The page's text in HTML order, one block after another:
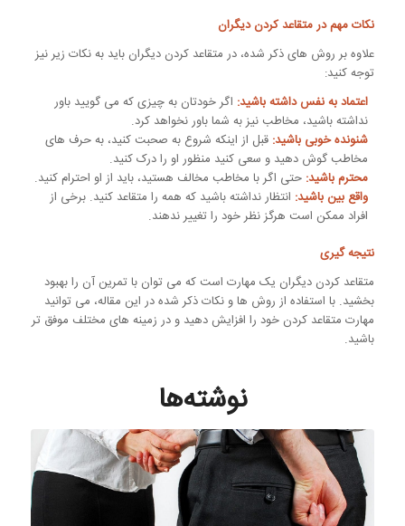
نکات مهم در متقاعد کردن دیگران
علاوه بر روش های ذکر شده، در متقاعد کردن دیگران باید به نکات زیر نیز
توجه کنید:
اعتماد به نفس داشته باشید: اگر خودتان به چیزی که می گویید باور
نداشته باشید، مخاطب نیز به شما باور نخواهد کرد.
شنونده خوبی باشید: قبل از اینکه شروع به صحبت کنید، به حرف های
مخاطب گوش دهید و سعی کنید منظور او را درک کنید.
محترم باشید: حتی اگر با مخاطب مخالف هستید، باید از او احترام کنید.
واقع بین باشید: انتظار نداشته باشید که همه را متقاعد کنید. برخی از
افراد ممکن است هرگز نظر خود را تغییر ندهند.
نتیجه گیری
متقاعد کردن دیگران یک مهارت است که می توان با تمرین آن را بهبود
بخشید. با استفاده از روش ها و نکات ذکر شده در این مقاله، می توانید
مهارت متقاعد کردن خود را افزایش دهید و در زمینه های مختلف موفق تر
باشید.
نوشته‌ها